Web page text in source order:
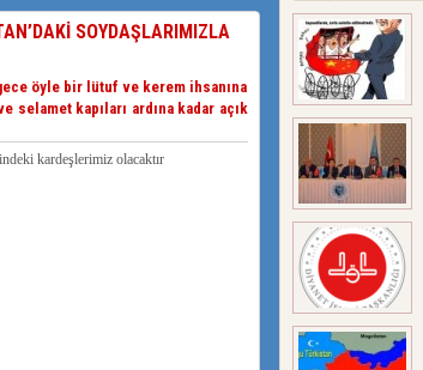
GARİP SANSÜR VE HADSIZ İHTAR
İÇİN KATLİAM AYI DEĞİLDİR !
ÇOCUĞU AİLELERİNDEN KOPARDI
SOYDAŞLARIMIZLA
öyle bir lütuf ve kerem ihsanına
selamet kapıları ardına kadar açık